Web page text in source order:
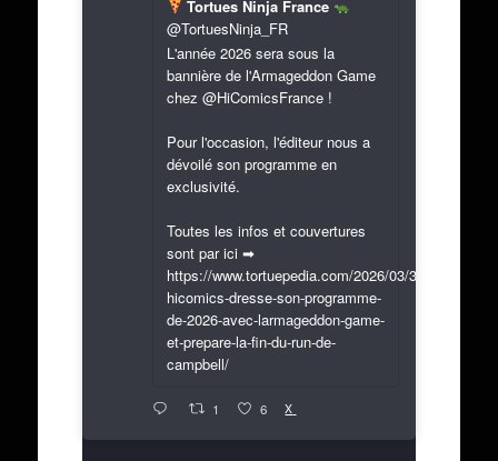
Tortues Ninja France
@TortuesNinja_FR
L'année 2026 sera sous la
bannière de l'Armageddon Game
chez @HiComicsFrance !
Pour l'occasion, l'éditeur nous a
dévoilé son programme en
exclusivité.
Toutes les infos et couvertures
sont par ici ➡
https://www.tortuepedia.com/2026/03/31/exclusif-
hicomics-dresse-son-programme-
de-2026-avec-larmageddon-game-
et-prepare-la-fin-du-run-de-
campbell/
1 6 X